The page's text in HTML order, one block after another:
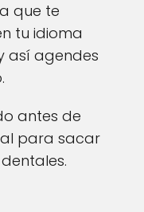
que te
tu idioma
así agendes
antes de
para sacar